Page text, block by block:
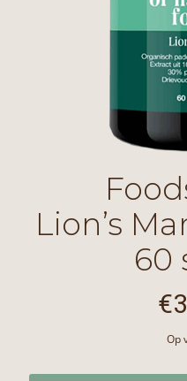
Lion’s
60
€
Op